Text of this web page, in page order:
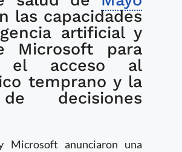
para
las capacidades
artificial y
Microsoft para
el acceso al
temprano y la
decisiones
Microsoft anunciaron una